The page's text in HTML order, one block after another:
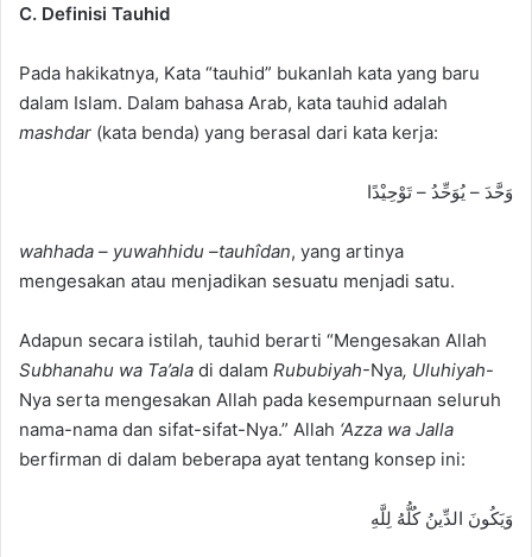
C. Definisi Tauhid
Pada hakikatnya, Kata “tauhid” bukanlah kata yang baru
dalam Islam. Dalam bahasa Arab, kata tauhid adalah
mashdar (kata benda) yang berasal dari kata kerja:
وَحَّدَ – يُوَحِّدُ – تَوْحِيْدًا
wahhada – yuwahhidu –tauhîdan, yang artinya
mengesakan atau menjadikan sesuatu menjadi satu.
Adapun secara istilah, tauhid berarti “Mengesakan Allah
Subhanahu wa Ta’ala di dalam Rububiyah-Nya, Uluhiyah-
Nya serta mengesakan Allah pada kesempurnaan seluruh
nama-nama dan sifat-sifat-Nya.” Allah ‘Azza wa Jalla
berfirman di dalam beberapa ayat tentang konsep ini:
وَيَكُونَ الدِّينُ كُلُّهُ لِلَّهِ